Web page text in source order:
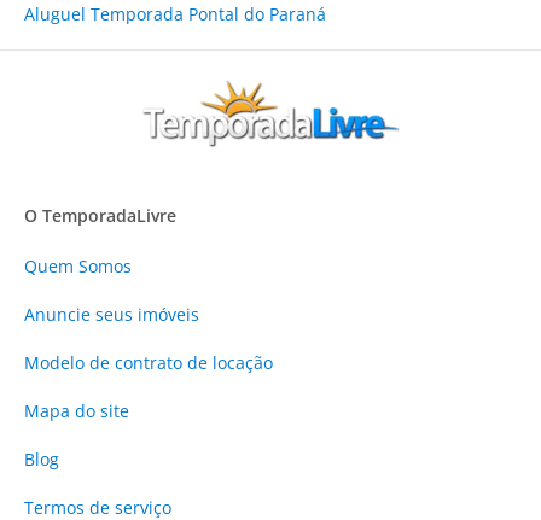
Aluguel Temporada Pontal do Paraná
O TemporadaLivre
Quem Somos
Anuncie seus imóveis
Modelo de contrato de locação
Mapa do site
Blog
Termos de serviço